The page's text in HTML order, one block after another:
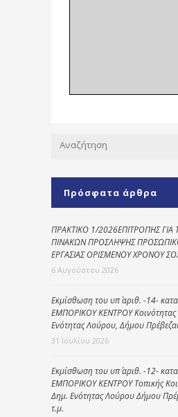
Πρόσφατα άρθρα
ΠΡΑΚΤΙΚΟ 1/2026ΕΠΙΤΡΟΠΗΣ ΓΙΑ
ΠΙΝΑΚΩΝ ΠΡΟΣΛΗΨΗΣ
ΕΡΓΑΣΙΑΣ ΟΡΙΣΜΕΝΟΥ ΧΡΟΝΟΥ
6 Αυγούστου 2026
Εκμίσθωση του υπ΄ αριθ. -14-
ΕΜΠΟΡΙΚΟΥ ΚΕΝΤΡΟΥ
Ενότητας Λούρου, Δήμου
31 Ιουλίου 2026
Εκμίσθωση του υπ΄ αριθ. -12-
ΕΜΠΟΡΙΚΟΥ ΚΕΝΤΡΟΥ Τοπικής
Δημ. Ενότητας Λούρου Δήμου
τ.μ.